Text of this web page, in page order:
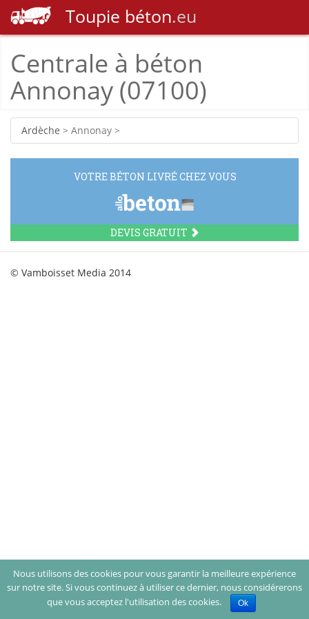
Toupie béton.eu
Centrale à béton
Annonay (07100)
Ardèche > Annonay >
VOTRE BÉTON LIVRÉ CHEZ VOUS
DEVIS GRATUIT
Nous utilisons des cookies pour vous garantir la meilleure expérience
sur notre site. Si vous continuez à utiliser ce dernier, nous considérerons
que vous acceptez l'utilisation des cookies.
Ok
© Vamboisset Media 2014